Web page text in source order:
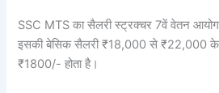
SSC MTS का सैलरी स्ट्रक्चर 7वें वेतन
इसकी बेसिक सैलरी ₹18,000 से ₹22,000 के
₹1800/- होता है।